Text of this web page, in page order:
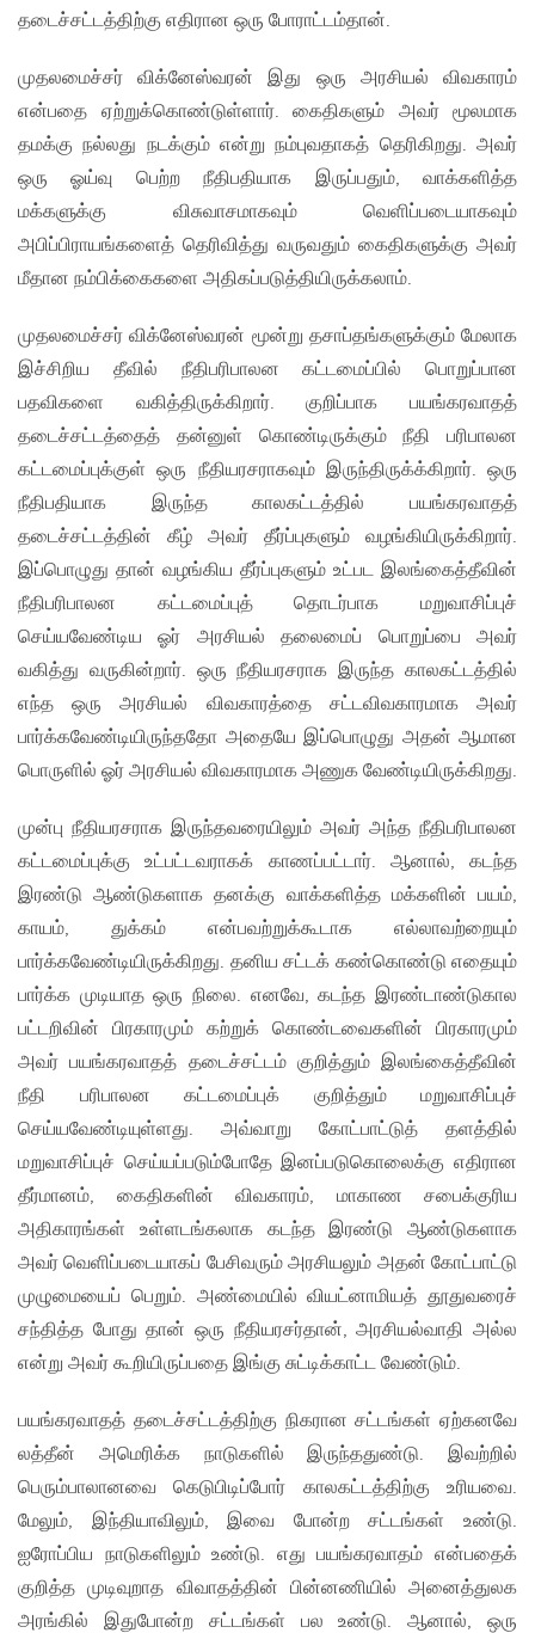
தடைச்சட்டத்திற்கு எதிரான ஒரு போராட்டம்தான்.
முதலமைச்சர் விக்னேஸ்வரன் இது ஒரு அரசியல் விவகாரம்
என்பதை ஏற்றுக்கொண்டுள்ளார். கைதிகளும் அவர் மூலமாக
தமக்கு நல்லது நடக்கும் என்று நம்புவதாகத் தெரிகிறது. அவர்
ஒரு ஓய்வு பெற்ற நீதிபதியாக இருப்பதும், வாக்களித்த
மக்களுக்கு விசுவாசமாகவும் வெளிப்படையாகவும்
அபிப்பிராயங்களைத் தெரிவித்து வருவதும் கைதிகளுக்கு அவர்
மீதான நம்பிக்கைகளை அதிகப்படுத்தியிருக்கலாம்.
முதலமைச்சர் விக்னேஸ்வரன் மூன்று தசாப்தங்களுக்கும் மேலாக
இச்சிறிய தீவில் நீதிபரிபாலன கட்டமைப்பில் பொறுப்பான
பதவிகளை வகித்திருக்கிறார். குறிப்பாக பயங்கரவாதத்
தடைச்சட்டத்தைத் தன்னுள் கொண்டிருக்கும் நீதி பரிபாலன
கட்டமைப்புக்குள் ஒரு நீதியரசராகவும் இருந்திருக்க்கிறார். ஒரு
நீதிபதியாக இருந்த காலகட்டத்தில் பயங்கரவாதத்
தடைச்சட்டத்தின் கீழ் அவர் தீர்ப்புகளும் வழங்கியிருக்கிறார்.
இப்பொழுது தான் வழங்கிய தீர்ப்புகளும் உட்பட இலங்கைத்தீவின்
நீதிபரிபாலன கட்டமைப்புத் தொடர்பாக மறுவாசிப்புச்
செய்யவேண்டிய ஓர் அரசியல் தலைமைப் பொறுப்பை அவர்
வகித்து வருகின்றார். ஒரு நீதியரசராக இருந்த காலகட்டத்தில்
எந்த ஒரு அரசியல் விவகாரத்தை சட்டவிவகாரமாக அவர்
பார்க்கவேண்டியிருந்ததோ அதையே இப்பொழுது அதன் ஆமான
பொருளில் ஓர் அரசியல் விவகாரமாக அணுக வேண்டியிருக்கிறது.
முன்பு நீதியரசராக இருந்தவரையிலும் அவர் அந்த நீதிபரிபாலன
கட்டமைப்புக்கு உட்பட்டவராகக் காணப்பட்டார். ஆனால், கடந்த
இரண்டு ஆண்டுகளாக தனக்கு வாக்களித்த மக்களின் பயம்,
காயம், துக்கம் என்பவற்றுக்கூடாக எல்லாவற்றையும்
பார்க்கவேண்டியிருக்கிறது. தனிய சட்டக் கண்கொண்டு எதையும்
பார்க்க முடியாத ஒரு நிலை. எனவே, கடந்த இரண்டாண்டுகால
பட்டறிவின் பிரகாரமும் கற்றுக் கொண்டவைகளின் பிரகாரமும்
அவர் பயங்கரவாதத் தடைச்சட்டம் குறித்தும் இலங்கைத்தீவின்
நீதி பரிபாலன கட்டமைப்புக் குறித்தும் மறுவாசிப்புச்
செய்யவேண்டியுள்ளது. அவ்வாறு கோட்பாட்டுத் தளத்தில்
மறுவாசிப்புச் செய்யப்படும்போதே இனப்படுகொலைக்கு எதிரான
தீர்மானம், கைதிகளின் விவகாரம், மாகாண சபைக்குரிய
அதிகாரங்கள் உள்ளடங்கலாக கடந்த இரண்டு ஆண்டுகளாக
அவர் வெளிப்படையாகப் பேசிவரும் அரசியலும் அதன் கோட்பாட்டு
முழுமையைப் பெறும். அண்மையில் வியட்னாமியத் தூதுவரைச்
சந்தித்த போது தான் ஒரு நீதியரசர்தான், அரசியல்வாதி அல்ல
என்று அவர் கூறியிருப்பதை இங்கு சுட்டிக்காட்ட வேண்டும்.
பயங்கரவாதத் தடைச்சட்டத்திற்கு நிகரான சட்டங்கள் ஏற்கனவே
லத்தீன் அமெரிக்க நாடுகளில் இருந்ததுண்டு. இவற்றில்
பெரும்பாலானவை கெடுபிடிப்போர் காலகட்டத்திற்கு உரியவை.
மேலும், இந்தியாவிலும், இவை போன்ற சட்டங்கள் உண்டு.
ஐரோப்பிய நாடுகளிலும் உண்டு. எது பயங்கரவாதம் என்பதைக்
குறித்த முடிவுறாத விவாதத்தின் பின்னணியில் அனைத்துலக
அரங்கில் இதுபோன்ற சட்டங்கள் பல உண்டு. ஆனால், ஒரு